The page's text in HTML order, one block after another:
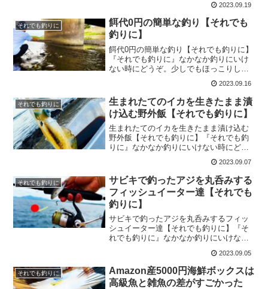
終手段オキアミアジング』をお届けしま
す！アジフライが食べたくて久しぶりに
アジングにいきましたアジ...
2023.09.19
それでも釣りに
餌代0円の簡単な釣り【それでも
釣りに】
餌代0円の簡単な釣り【それでも釣りに】
『それでも釣りに』なかなか釣りにいけ
ない時にどうぞ。少しでもほっこりして
簡単な釣り』をお届けします！前回の釣
り動画も見てね♪
2023.09.16
それでも釣りに
生まれたてのイカを生きたまま漬
け込む野外飯【それでも釣りに】
生まれたてのイカを生きたまま漬け込む
野外飯【それでも釣りに】『それでも釣
りに』なかなか釣りにいけない時にどう
いです。今回は『生まれたてのイカを生
きたまま漬け込む野外飯』をお届けしま
す！沖漬けからの一夜干し...
2023.09.07
それでも釣りに
サビキで釣ったアジを丸呑みする
フィッシュイーター達【それでも
釣りに】
サビキで釣ったアジを丸呑みするフィッ
シュイーター達【それでも釣りに】『そ
れでも釣りに』なかなか釣りにいけない
たら嬉しいです。今回は『サビキで釣っ
たアジを丸呑みするフィッシュイーター
達』をお届けします！お盆...
2023.09.05
それでも釣りに
Amazon産5000円海鮮ボックスは
高級魚と雑魚の差がすごかった